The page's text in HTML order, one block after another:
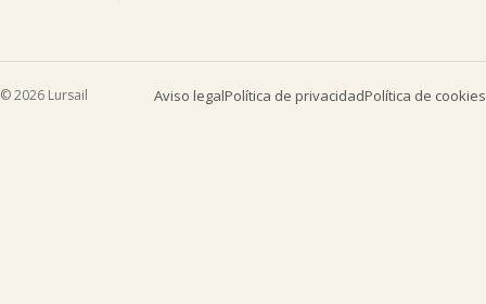
© 2026 Lursail Aviso legalPolítica de privacidadPolítica de cookies